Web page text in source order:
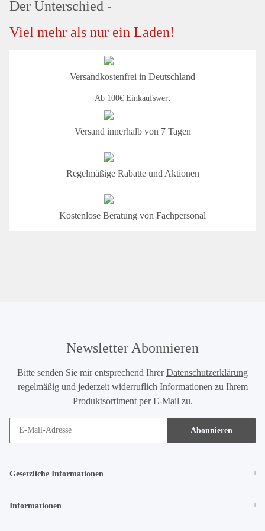
Der Unterschied -
Viel mehr als nur ein Laden!
Versandkostenfrei in Deutschland
Ab 100€ Einkaufswert
Versand innerhalb von 7 Tagen
Regelmäßige Rabatte und Aktionen
Kostenlose Beratung von Fachpersonal
Newsletter Abonnieren
Bitte senden Sie mir entsprechend IhrerDatenschutzerklärung
regelmäßig und jederzeit widerruflich Informationen zu Ihrem
Produktsortiment per E-Mail zu.
Abonnieren
Gesetzliche Informationen
Informationen